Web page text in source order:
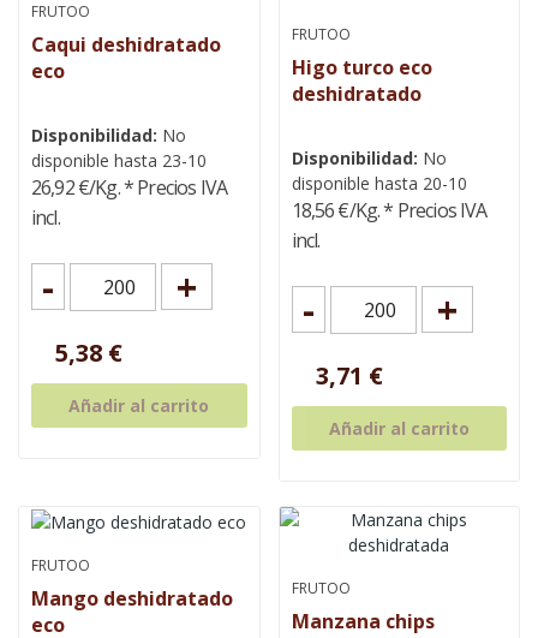
FRUTOO
Caqui deshidratado
eco
Disponibilidad: No
disponible hasta 23-10
26,92 €/Kg.* Precios IVA
incl.
- +
5,38 €
Añadir al carrito
FRUTOO
Higo turco eco
deshidratado
Disponibilidad: No
disponible hasta 20-10
18,56 €/Kg.* Precios IVA
incl.
- +
3,71 €
Añadir al carrito
FRUTOO
Mango deshidratado
eco
FRUTOO
Manzana chips